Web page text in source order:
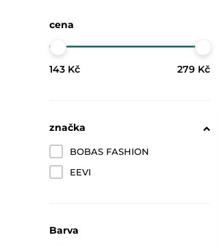
cena
143 Kč 279 Kč
značka
BOBAS FASHION
EEVI
Barva